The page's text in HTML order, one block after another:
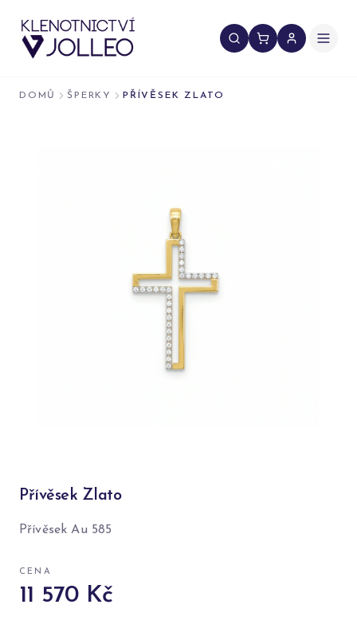
DOMŮ ŠPERKY PŘÍVĚSEK ZLATO
Přívěsek Zlato
Přívěsek Au 585
CENA
11 570 Kč